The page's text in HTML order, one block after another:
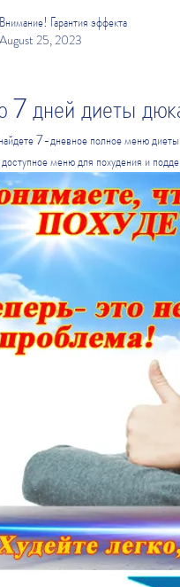
Внимание! Гарантия эффекта
August 25, 2023
дней диеты
7-дневное полное меню
меню для похудения и